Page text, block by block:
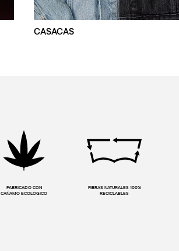
CASACAS
FABRICADO CON
CAÑAMO ECOLÓGICO
FIBRAS NATURALES 100%
RECICLABLES